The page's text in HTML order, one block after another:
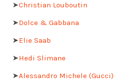
➤Christian Louboutin
➤Dolce & Gabbana
➤Elie Saab
➤Hedi Slimane
➤Alessandro Michele (Gucci)